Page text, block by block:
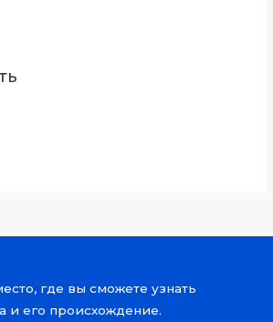
где вы сможете узнать
и его происхождение.